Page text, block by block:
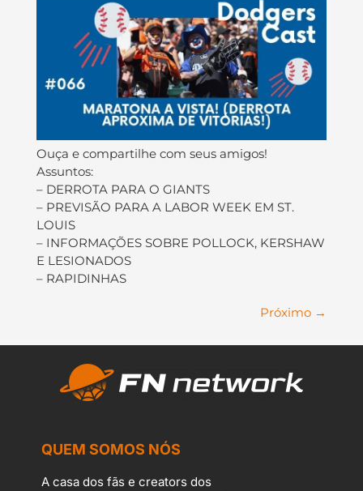
Ouça e compartilhe com seus amigos!
Assuntos:
– DERROTA PARA O GIANTS
– PREVISÃO PARA A LABOR WEEK EM ST.
LOUIS
– INFORMAÇÕES SOBRE POLLOCK, KERSHAW
E LESIONADOS
– RAPIDINHAS
Próximo →
QUEM SOMOS NÓS
A casa dos fãs e creators dos